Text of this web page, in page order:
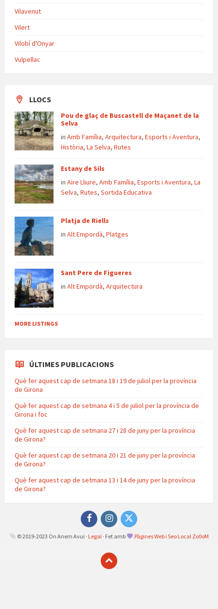
Vilavenut
Vilert
Vilobí d'Onyar
Vulpellac
LLOCS
Pou de glaç de Buscastell de Maçanet de la
Selva
in Amb Família, Arquitectura, Esports i Aventura,
Història, La Selva, Rutes
Estany de Sils
in Aire Lliure, Amb Família, Esports i Aventura, La
Selva, Rutes, Sortida Educativa
Platja de Riells
in Alt Empordà, Platges
Sant Pere de Figueres
in Alt Empordà, Arquitectura
MORE LISTINGS
ÚLTIMES PUBLICACIONS
Què fer aquest cap de setmana 18 i 19 de juliol per la província
de Girona
Què fer aquest cap de setmana 4 i 5 de juliol per la província de
Girona i foc
Què fer aquest cap de setmana 27 i 28 de juny per la província
de Girona?
Què fer aquest cap de setmana 20 i 21 de juny per la província
de Girona?
Què fer aquest cap de setmana 13 i 14 de juny per la província
de Girona?
FacebookInstagramTwitter
© 2019-2023 On Anem Avui · Legal · Fet amb Pàgines Web i Seo Local Zo0oM